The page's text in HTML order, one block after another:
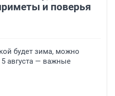
и поверья
будет зима, можно
5 августа — важные